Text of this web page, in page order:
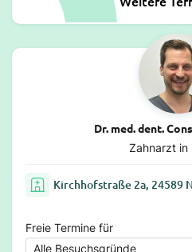
Dr. med. dent.
Zahnarzt in
Kirchhofstraße 2a, 24589
Freie Termine für